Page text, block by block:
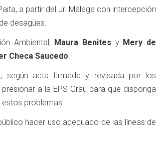
a partir del Jr. Málaga con intercepción
desagües.
Ambiental, Maura Benites y Mery de
Checa Saucedo.
según acta firmada y revisada por los
a la EPS Grau para que disponga
estos problemas.
hacer uso adecuado de las líneas de